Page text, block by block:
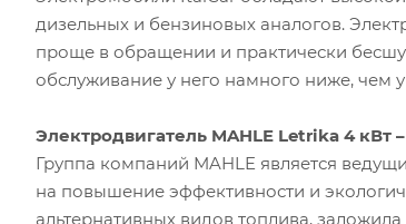
дизельных и бензиновых аналогов.
проще в обращении и практически
обслуживание у него намного ниже, чем
Электродвигатель MAHLE Letrika 4 кВт
Группа компаний MAHLE является
на повышение эффективности и
альтернативных видов топлива,